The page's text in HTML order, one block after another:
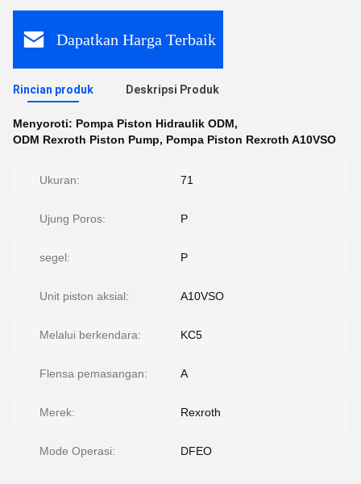
Dapatkan Harga Terbaik
Rincian produk Deskripsi Produk
Menyoroti: Pompa Piston Hidraulik ODM,
ODM Rexroth Piston Pump, Pompa Piston Rexroth A10VSO
Ukuran: 71
Ujung Poros: P
segel: P
Unit piston aksial: A10VSO
Melalui berkendara: KC5
Flensa pemasangan: A
Merek: Rexroth
Mode Operasi: DFEO